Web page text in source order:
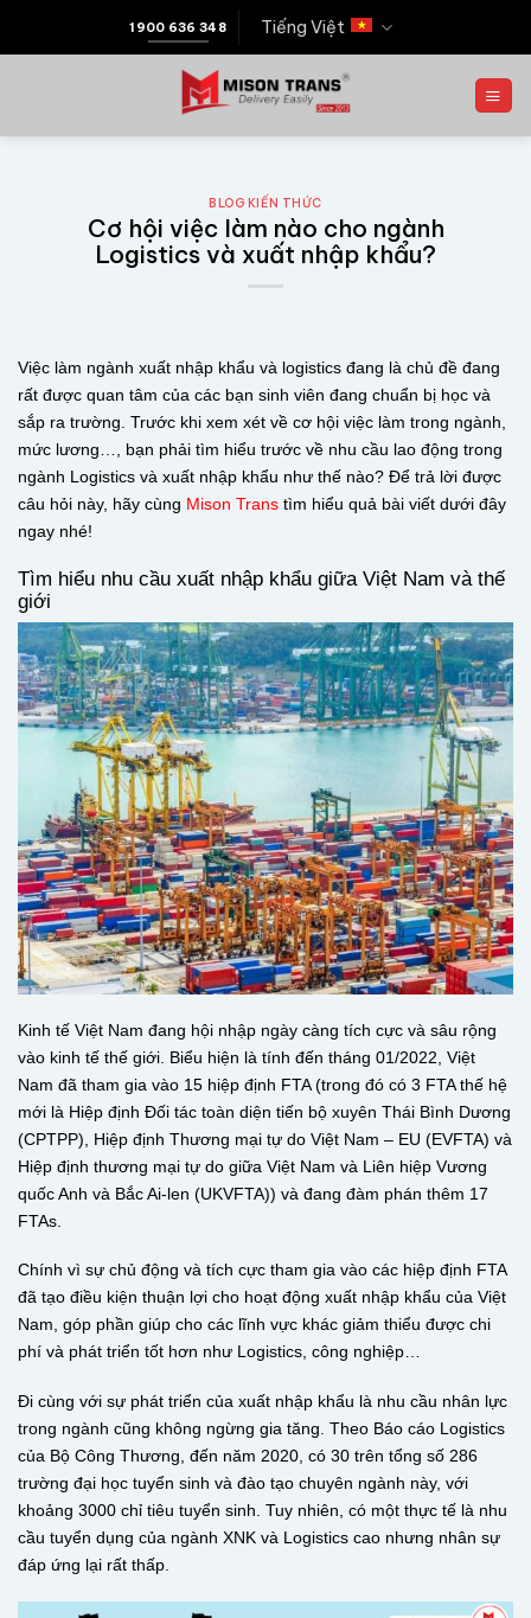
1900 636 348 Tiếng Việt
BLOG KIẾN THỨC
Cơ hội việc làm nào cho ngành
Logistics và xuất nhập khẩu?
Việc làm ngành xuất nhập khẩu và logistics đang là chủ đề đang
rất được quan tâm của các bạn sinh viên đang chuẩn bị học và
sắp ra trường. Trước khi xem xét về cơ hội việc làm trong ngành,
mức lương…, bạn phải tìm hiểu trước về nhu cầu lao động trong
ngành Logistics và xuất nhập khẩu như thế nào? Để trả lời được
câu hỏi này, hãy cùng Mison Trans tìm hiểu quả bài viết dưới đây
ngay nhé!
Tìm hiểu nhu cầu xuất nhập khẩu giữa Việt Nam và thế
giới
Kinh tế Việt Nam đang hội nhập ngày càng tích cực và sâu rộng
vào kinh tế thế giới. Biểu hiện là tính đến tháng 01/2022, Việt
Nam đã tham gia vào 15 hiệp định FTA (trong đó có 3 FTA thế hệ
mới là Hiệp định Đối tác toàn diện tiến bộ xuyên Thái Bình Dương
(CPTPP), Hiệp định Thương mại tự do Việt Nam – EU (EVFTA) và
Hiệp định thương mại tự do giữa Việt Nam và Liên hiệp Vương
quốc Anh và Bắc Ai-len (UKVFTA)) và đang đàm phán thêm 17
FTAs.
Chính vì sự chủ động và tích cực tham gia vào các hiệp định FTA
đã tạo điều kiện thuận lợi cho hoạt động xuất nhập khẩu của Việt
Nam, góp phần giúp cho các lĩnh vực khác giảm thiểu được chi
phí và phát triển tốt hơn như Logistics, công nghiệp…
Đi cùng với sự phát triển của xuất nhập khẩu là nhu cầu nhân lực
trong ngành cũng không ngừng gia tăng. Theo Báo cáo Logistics
của Bộ Công Thương, đến năm 2020, có 30 trên tổng số 286
trường đại học tuyển sinh và đào tạo chuyên ngành này, với
khoảng 3000 chỉ tiêu tuyển sinh. Tuy nhiên, có một thực tế là nhu
cầu tuyển dụng của ngành XNK và Logistics cao nhưng nhân sự
đáp ứng lại rất thấp.